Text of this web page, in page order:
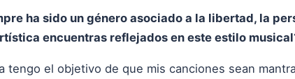
ha sido un género asociado a la libertad, la
encuentras reflejados en este estilo
tengo el objetivo de que mis canciones sean